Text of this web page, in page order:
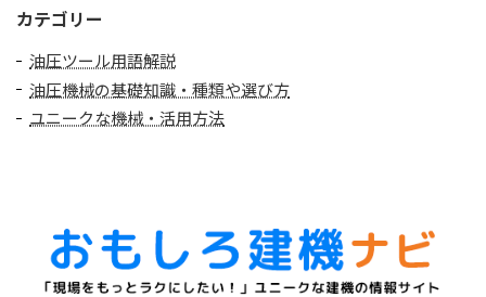
カテゴリー
油圧ツール用語解説
油圧機械の基礎知識・種類や選び方
ユニークな機械・活用方法